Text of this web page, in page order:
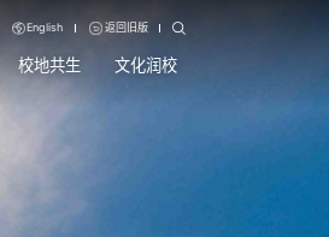
English 返回旧版
校地共生 文化润校